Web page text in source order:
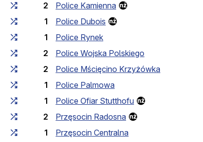
2
Police Kamienna
1
Police Dubois
1
Police Rynek
2
Police Wojska Polskiego
2
Police Mścięcino Krzyżówka
1
Police Palmowa
1
Police Ofiar Stutthofu
2
Przęsocin Radosna
1
Przęsocin Centralna